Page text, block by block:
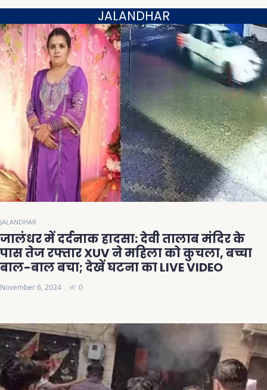
JALANDHAR
JALANDHAR
जालंधर में दर्दनाक हादसा: देवी तालाब मंदिर के
पास तेज रफ्तार XUV ने महिला को कुचला, बच्चा
बाल-बाल बचा; देखें घटना का LIVE VIDEO
November 6, 2024 0